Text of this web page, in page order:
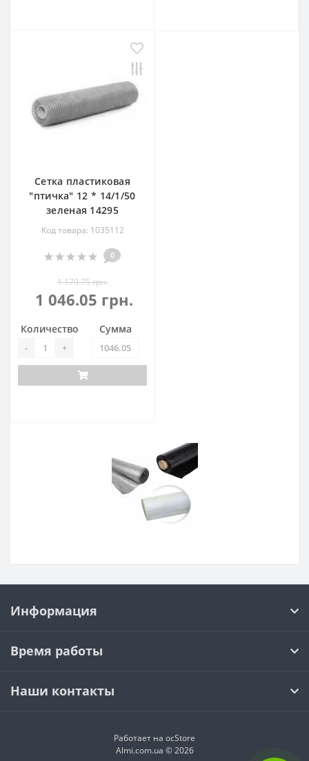
Сетка пластиковая
"птичка" 12 * 14/1/50
зеленая 14295
Код товара: 1035112
0
1 179.75 грн.
1 046.05 грн.
Количество
- +
Сумма
Информация
Время работы
Наши контакты
Работает на ocStore
Almi.com.ua © 2026